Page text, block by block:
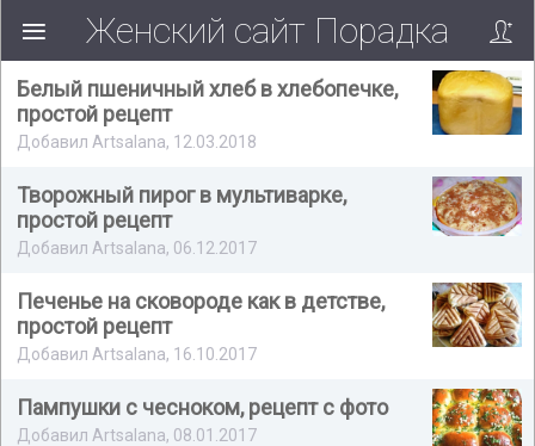
Женский сайт Порадка
Белый пшеничный хлеб в хлебопечке,
простой рецепт
Добавил Artsalana, 12.03.2018
Творожный пирог в мультиварке,
простой рецепт
Добавил Artsalana, 06.12.2017
Печенье на сковороде как в детстве,
простой рецепт
Добавил Artsalana, 16.10.2017
Пампушки с чесноком, рецепт с фото
Добавил Artsalana, 08.01.2017